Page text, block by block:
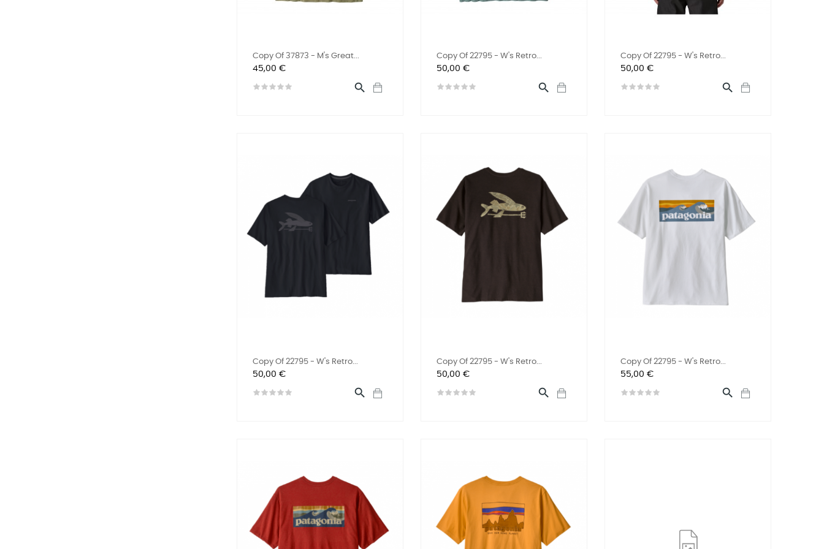
Copy Of 37873 - M's Great...
Preis
45,00 €

Copy Of 22795 - W's Retro...
Preis
50,00 €

Copy Of 22795 - W's Retro...
Preis
50,00 €

Copy Of 22795 - W's Retro...
Preis
50,00 €

Copy Of 22795 - W's Retro...
Preis
50,00 €

Copy Of 22795 - W's Retro...
Preis
55,00 €
